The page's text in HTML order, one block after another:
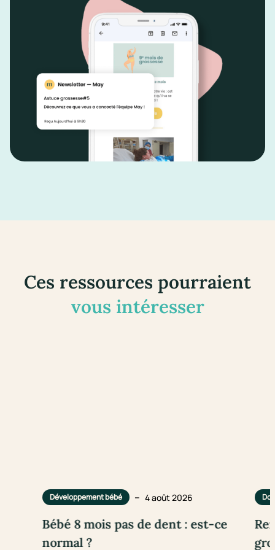
Ces ressources pourraient
vous intéresser
Développement bébé – 4 août 2026
Bébé 8 mois pas de dent : est-ce
normal ?